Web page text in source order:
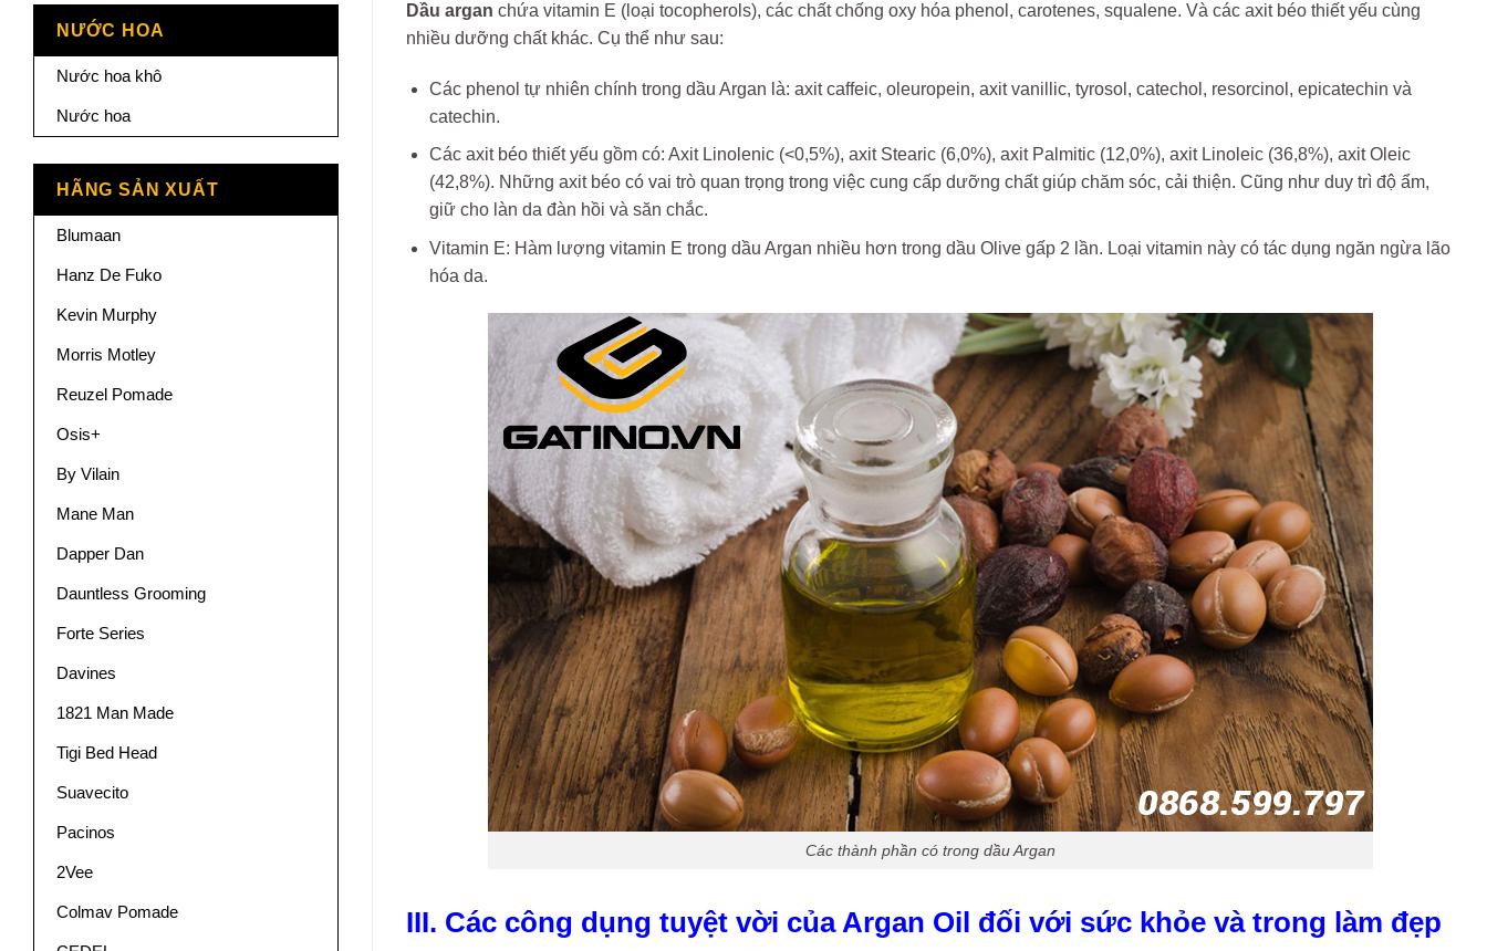
NƯỚC HOA
Nước hoa khô
Nước hoa
HÃNG SẢN XUẤT
Blumaan
Hanz De Fuko
Kevin Murphy
Morris Motley
Reuzel Pomade
Osis+
By Vilain
Mane Man
Dapper Dan
Dauntless Grooming
Forte Series
Davines
1821 Man Made
Tigi Bed Head
Suavecito
Pacinos
2Vee
Colmav Pomade
Dầu argan chứa vitamin E (loại tocopherols), các chất chống oxy hóa phenol, carotenes, squalene. Và các axit béo thiết yếu cùng
nhiều dưỡng chất khác. Cụ thể như sau:
Các phenol tự nhiên chính trong dầu Argan là: axit caffeic, oleuropein, axit vanillic, tyrosol, catechol, resorcinol, epicatechin và
catechin.
Các axit béo thiết yếu gồm có: Axit Linolenic (<0,5%), axit Stearic (6,0%), axit Palmitic (12,0%), axit Linoleic (36,8%), axit Oleic
(42,8%). Những axit béo có vai trò quan trọng trong việc cung cấp dưỡng chất giúp chăm sóc, cải thiện. Cũng như duy trì độ ẩm,
giữ cho làn da đàn hồi và săn chắc.
Vitamin E: Hàm lượng vitamin E trong dầu Argan nhiều hơn trong dầu Olive gấp 2 lần. Loại vitamin này có tác dụng ngăn ngừa lão
hóa da.
Các thành phần có trong dầu Argan
III. Các công dụng tuyệt vời của Argan Oil đối với sức khỏe và trong làm đẹp